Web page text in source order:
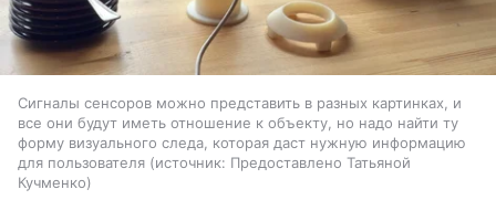
Сигналы сенсоров можно представить в разных картинках, и
все они будут иметь отношение к объекту, но надо найти ту
форму визуального следа, которая даст нужную информацию
для пользователя
источник: Предоставлено Татьяной
Кучменко